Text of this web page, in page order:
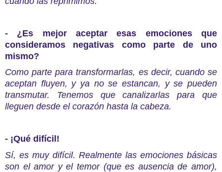
- ¿Es mejor aceptar esas emociones que
consideramos negativas como parte de uno
mismo?
Como parte para transformarlas, es decir, cuando se
aceptan fluyen, y ya no se estancan, y se pueden
transmutar. Tenemos que canalizarlas para que
lleguen desde el corazón hasta la cabeza.
- ¡Qué difícil!
Sí, es muy difícil. Realmente las emociones básicas
son el amor y el temor (que es ausencia de amor),